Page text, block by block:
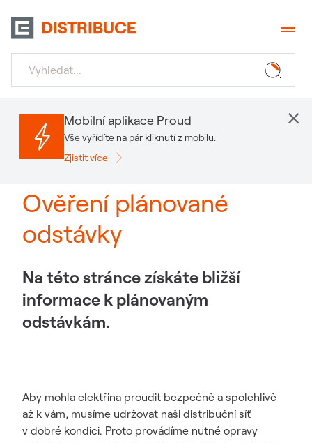
Ověření plánované
odstávky
Na této stránce získáte bližší
informace k plánovaným
odstávkám.
Aby mohla elektřina proudit bezpečně a spolehlivě
až k vám, musíme udržovat naši distribuční síť
v dobré kondici. Proto provádíme nutné opravy
Mobilní aplikace Proud
Vše vyřídíte na pár kliknutí z mobilu.
Zjistit více
×